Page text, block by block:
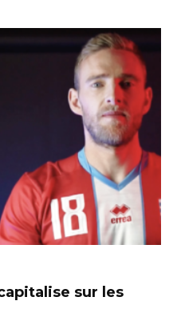
sur les